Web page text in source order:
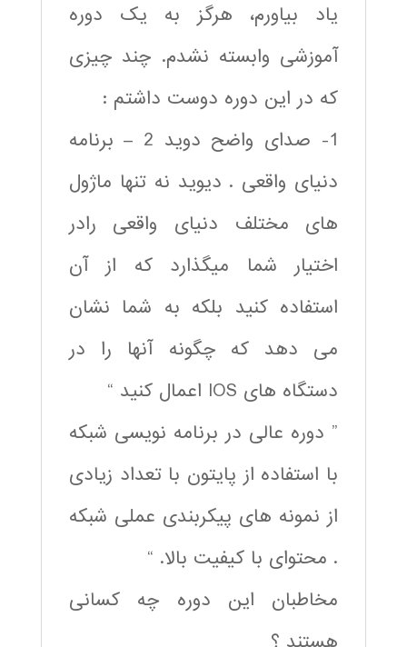
یاد بیاورم، هرگز به یک دوره
آموزشی وابسته نشدم. چند چیزی
که در این دوره دوست داشتم :
1- صدای واضح دوید 2 – برنامه
دنیای واقعی . دیوید نه تنها ماژول
های مختلف دنیای واقعی رادر
اختیار شما میگذارد که از آن
استفاده کنید بلکه به شما نشان
می دهد که چگونه آنها را در
دستگاه های IOS اعمال کنید “
” دوره عالی در برنامه نویسی شبکه
با استفاده از پایتون با تعداد زیادی
از نمونه های پیکربندی عملی شبکه
. محتوای با کیفیت بالا. “
مخاطبان این دوره چه کسانی